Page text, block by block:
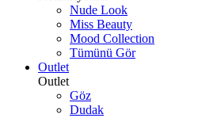
Nude Look
Miss Beauty
Mood Collection
Tümünü Gör
Outlet
Outlet
Göz
Dudak